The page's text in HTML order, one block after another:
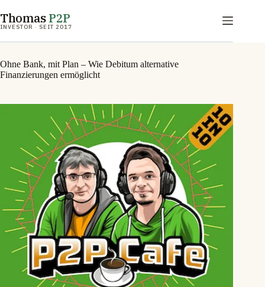
Inhalt
springen
ThomasP2P
INVESTOR · SEIT 2017
Ohne Bank, mit Plan – Wie Debitum alternative
Finanzierungen ermöglicht